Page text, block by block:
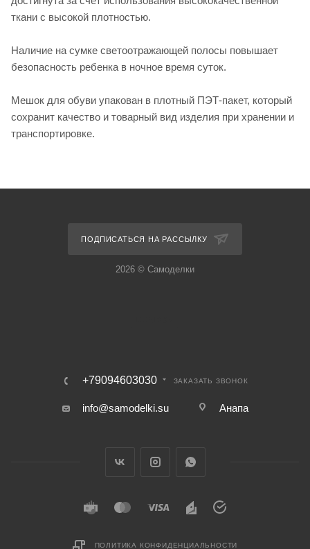
ткани с высокой плотностью.
Наличие на сумке светоотражающей полосы повышает
безопасность ребенка в ночное время суток.
Мешок для обуви упакован в плотный ПЭТ-пакет, который
сохранит качество и товарный вид изделия при хранении и
транспортировке.
ПОДПИСАТЬСЯ НА РАССЫЛКУ
2026 © Самоделки
+79094603030 ЗАКАЗАТЬ ЗВОНОК
info@samodelki.su Анапа
ПОЛИТИКА КОНФИДЕНЦИАЛЬНОСТИ